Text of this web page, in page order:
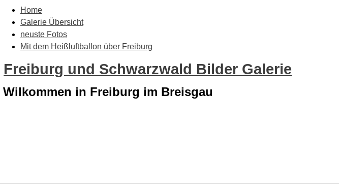
Home
Galerie Übersicht
neuste Fotos
Mit dem Heißluftballon über Freiburg
Freiburg und Schwarzwald Bilder Galerie
Wilkommen in Freiburg im Breisgau